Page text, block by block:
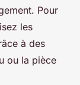
Pour
les
à des
ou la pièce